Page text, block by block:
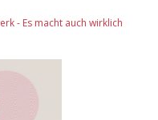
- Es macht auch wirklich